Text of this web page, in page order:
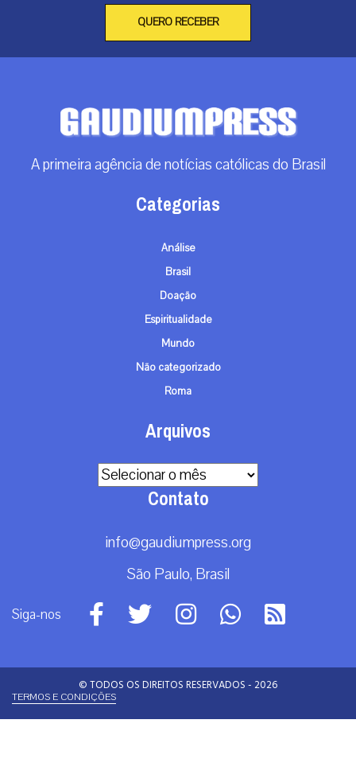
QUERO RECEBER
A primeira agência de notícias católicas do Brasil
Categorias
Análise
Brasil
Doação
Espiritualidade
Mundo
Não categorizado
Roma
Arquivos
Arquivos
Contato
info@gaudiumpress.org
São Paulo, Brasil
Siga-nos
© TODOS OS DIREITOS RESERVADOS - 2026
TERMOS E CONDIÇÕES